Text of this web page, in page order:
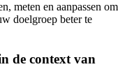
meten en aanpassen om
doelgroep beter te
de context van